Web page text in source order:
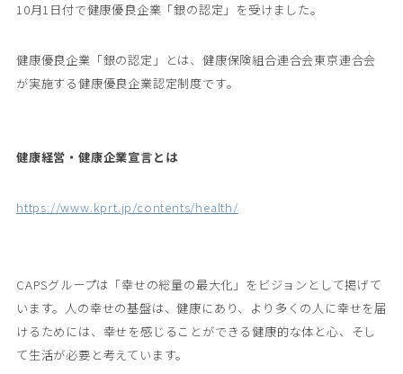
10月1日付で健康優良企業「銀の認定」を受けました。
健康優良企業「銀の認定」とは、健康保険組合連合会東京連合会
が実施する健康優良企業認定制度です。
健康経営・健康企業宣言とは
https://www.kprt.jp/contents/health/
CAPSグループは「幸せの総量の最大化」をビジョンとして掲げて
います。人の幸せの基盤は、健康にあり、より多くの人に幸せを届
けるためには、幸せを感じることができる健康的な体と心、そし
て生活が必要と考えています。